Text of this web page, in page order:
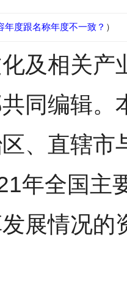
年度跟名称年度不一致？ ）
化及相关
同编辑。
、直辖市
年全国主
展情况的